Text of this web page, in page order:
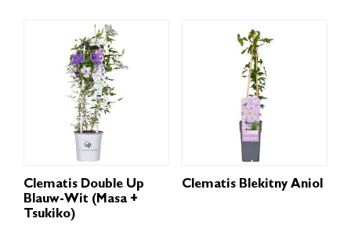
Clematis Double Up
Blauw-Wit (Masa +
Tsukiko)
Clematis Blekitny Aniol